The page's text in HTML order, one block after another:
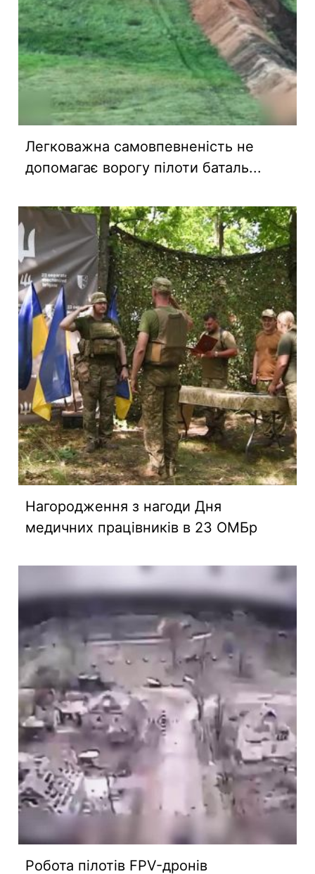
Легковажна самовпевненість не
допомагає ворогу пілоти баталь...
Нагородження з нагоди Дня
медичних працівників в 23 ОМБр
Робота пілотів FPV-дронів